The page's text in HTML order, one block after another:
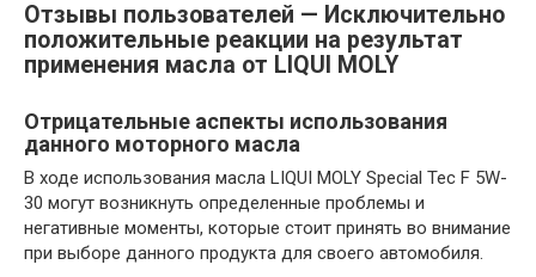
Отзывы пользователей — Исключительно
положительные реакции на результат
применения масла от LIQUI MOLY
Отрицательные аспекты использования
данного моторного масла
В ходе использования масла LIQUI MOLY Special Tec F 5W-
30 могут возникнуть определенные проблемы и
негативные моменты, которые стоит принять во внимание
при выборе данного продукта для своего автомобиля.